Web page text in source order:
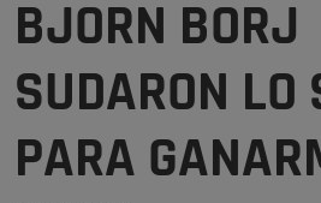
BJORN BORJ
SUDARON LO
PARA